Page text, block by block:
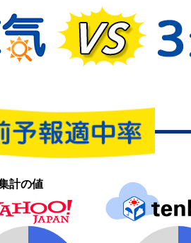
計の値